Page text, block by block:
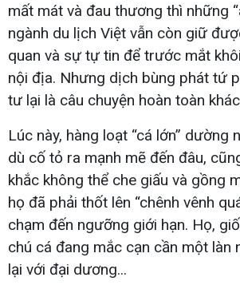
mất mát và đau thương thì những
ngành du lịch Việt vẫn còn giữ
quan và sự tự tin để trước mắt
nội địa. Nhưng dịch bùng phát tứ
tư lại là câu chuyện hoàn toàn
Lúc này, hàng loạt “cá lớn” dường
dù cố tỏ ra mạnh mẽ đến đâu,
khắc không thể che giấu và gồng
họ đã phải thốt lên “chênh vênh
chạm đến ngưỡng giới hạn. Họ,
chú cá đang mắc cạn cần một làn
lại với đại dương...